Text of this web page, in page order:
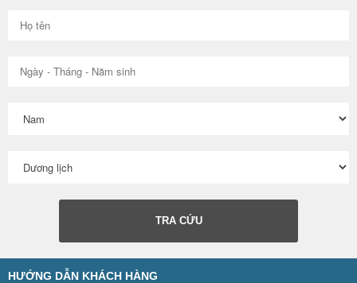
TRA CỨU
HƯỚNG DẪN KHÁCH HÀNG